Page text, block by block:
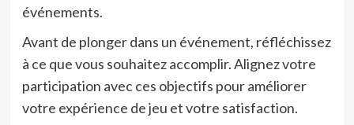
événements.
Avant de plonger dans un événement, réfléchissez
à ce que vous souhaitez accomplir. Alignez votre
participation avec ces objectifs pour améliorer
votre expérience de jeu et votre satisfaction.